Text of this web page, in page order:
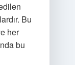
Bu
her
bu